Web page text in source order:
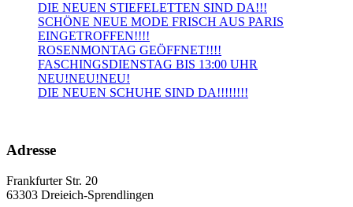
DIE NEUEN STIEFELETTEN SIND DA!!!
SCHÖNE NEUE MODE FRISCH AUS PARIS
EINGETROFFEN!!!!
ROSENMONTAG GEÖFFNET!!!!
FASCHINGSDIENSTAG BIS 13:00 UHR
NEU!NEU!NEU!
DIE NEUEN SCHUHE SIND DA!!!!!!!!
Adresse
Frankfurter Str. 20
63303 Dreieich-Sprendlingen